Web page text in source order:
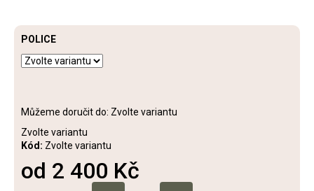
POLICE
Můžeme doručit do: Zvolte variantu
Zvolte variantu
Kód: Zvolte variantu
od 2 400 Kč
u
e
STOLEK
EUNOMIA
400